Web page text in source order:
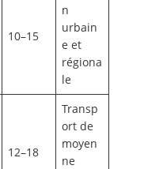
10–15
n
urbain
e et
régiona
le
12–18
Transp
ort de
moyen
ne